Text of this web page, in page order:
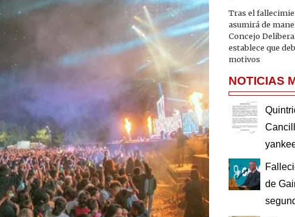
Tras el
asumirá de
Concejo
establece que
motivos
NOTICIAS
de